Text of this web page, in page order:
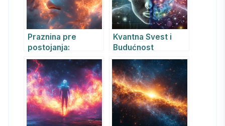
Praznina pre
postojanja:
Bezvremenski
potencijal i Tvorac
kao beskonačna
svest
Kvantna Svest i
Budućnost
Veštačke
Inteligencije:
Sinteza Nauke i
Filozofije za Razvoj
Prave AGI